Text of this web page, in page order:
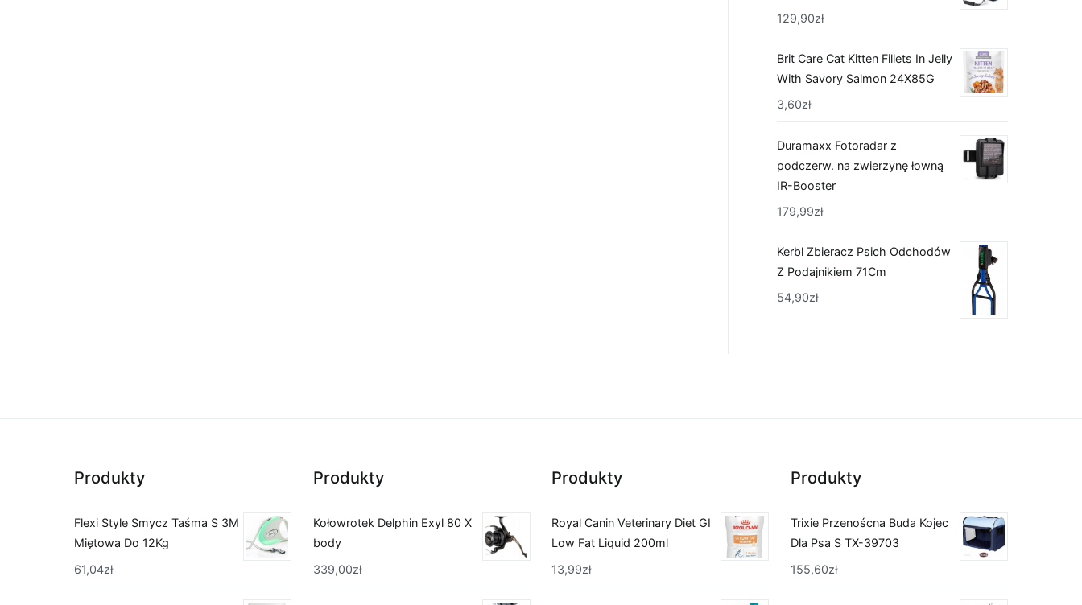
129,90zł
Brit Care Cat Kitten Fillets In Jelly
With Savory Salmon 24X85G
3,60zł
Duramaxx Fotoradar z
podczerw. na zwierzynę łowną
IR-Booster
179,99zł
Kerbl Zbieracz Psich Odchodów
Z Podajnikiem 71Cm
54,90zł
Produkty
Flexi Style Smycz Taśma S 3M
Miętowa Do 12Kg
61,04zł
Produkty
Kołowrotek Delphin Exyl 80 X
body
339,00zł
Produkty
Royal Canin Veterinary Diet GI
Low Fat Liquid 200ml
13,99zł
Produkty
Trixie Przenoścna Buda Kojec
Dla Psa S TX-39703
155,60zł